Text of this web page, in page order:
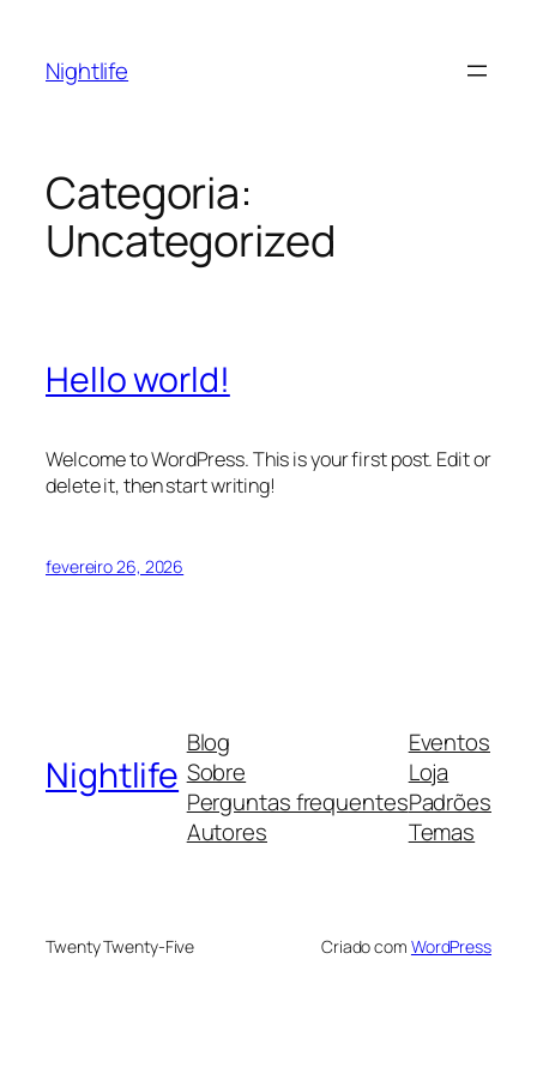
Nightlife
Categoria:
Uncategorized
Hello world!
Welcome to WordPress. This is your first post. Edit or
delete it, then start writing!
fevereiro 26, 2026
Nightlife
Blog
Sobre
Perguntas frequentes
Autores
Eventos
Loja
Padrões
Temas
Twenty Twenty-Five Criado com WordPress